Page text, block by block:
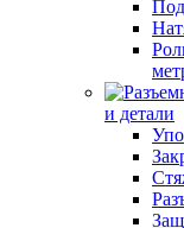
и детали